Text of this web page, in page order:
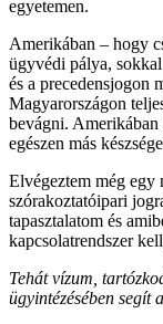
egyetemen.
Amerikában – hogy
ügyvédi pálya,
és a precedensjogon
Magyarországon
bevágni. Amerikában
egészen más
Elvégeztem még egy
szórakoztatóipari
tapasztalatom és
kapcsolatrendszer
Tehát vízum,
ügyintézésében segít